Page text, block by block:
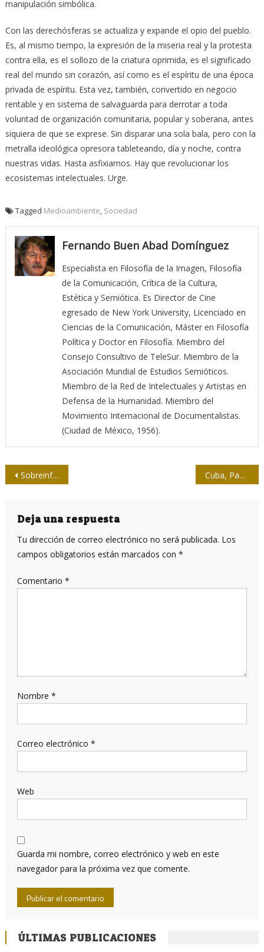
manipulación simbólica.
Con las derechósferas se actualiza y expande el opio del pueblo.
Es, al mismo tiempo, la expresión de la miseria real y la protesta
contra ella, es el sollozo de la criatura oprimida, es el significado
real del mundo sin corazón, así como es el espíritu de una época
privada de espíritu. Esta vez, también, convertido en negocio
rentable y en sistema de salvaguarda para derrotar a toda
voluntad de organización comunitaria, popular y soberana, antes
siquiera de que se exprese. Sin disparar una sola bala, pero con la
metralla ideológica opresora tableteando, día y noche, contra
nuestras vidas. Hasta asfixiarnos. Hay que revolucionar los
ecosistemas intelectuales. Urge.
Tagged Medioambiente, Sociedad
Fernando Buen Abad Domínguez
Especialista en Filosofía de la Imagen, Filosofía
de la Comunicación, Crítica de la Cultura,
Estética y Semiótica. Es Director de Cine
egresado de New York University, Licenciado en
Ciencias de la Comunicación, Máster en Filosofía
Política y Doctor en Filosofía. Miembro del
Consejo Consultivo de TeleSur. Miembro de la
Asociación Mundial de Estudios Semióticos.
Miembro de la Red de Intelectuales y Artistas en
Defensa de la Humanidad. Miembro del
Movimiento Internacional de Documentalistas.
(Ciudad de México, 1956).
Navegación
entradas
Sobreinformación: atrapados en la red Cuba, Pandora y la lista donde no estamos
Deja una respuesta
Tu dirección de correo electrónico no será publicada. Los
campos obligatorios están marcados con *
Comentario *
Nombre *
Correo electrónico *
Web
Guarda mi nombre, correo electrónico y web en este
navegador para la próxima vez que comente.
ÚLTIMAS PUBLICACIONES